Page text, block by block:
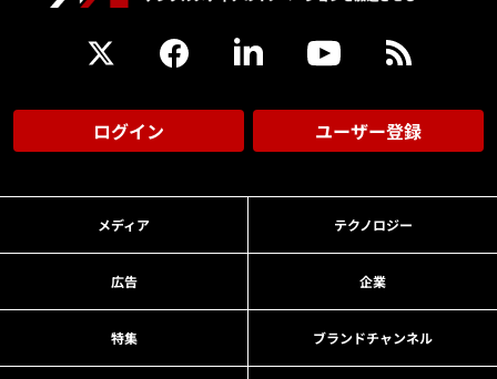
ログイン ユーザー登録
メディア テクノロジー
広告 企業
特集 ブランドチャンネル